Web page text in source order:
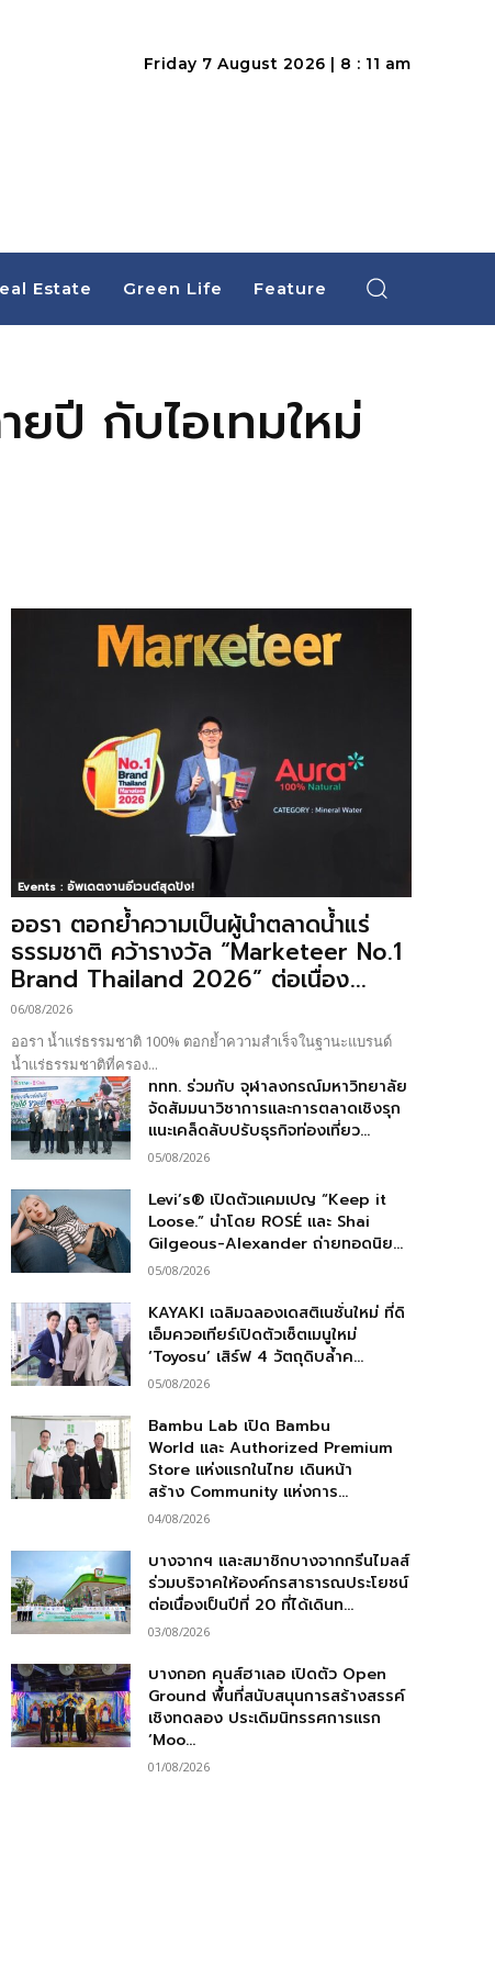
Friday 7 August 2026 | 8 : 11 am
Estate Green Life Feature
ปี กับไอเทมใหม่
Events : อัพเดตงานอีเวนต์สุดปัง!
ออรา ตอกย้ำความเป็นผู้นำตลาดน้ำแร่
ธรรมชาติ คว้ารางวัล “Marketeer No.1
Brand Thailand 2026” ต่อเนื่อง...
06/08/2026
ออรา น้ำแร่ธรรมชาติ 100% ตอกย้ำความสำเร็จในฐานะแบรนด์
น้ำแร่ธรรมชาติที่ครอง...
ททท. ร่วมกับ จุฬาลงกรณ์มหาวิทยาลัย
จัดสัมมนาวิชาการและการตลาดเชิงรุก
แนะเคล็ดลับปรับธุรกิจท่องเที่ยว...
05/08/2026
Levi’s® เปิดตัวแคมเปญ “Keep it
Loose.” นำโดย ROSÉ และ Shai
Gilgeous-Alexander ถ่ายทอดนิย...
05/08/2026
KAYAKI เฉลิมฉลองเดสติเนชั่นใหม่ ที่ดิ
เอ็มควอเทียร์เปิดตัวเซ็ตเมนูใหม่
‘Toyosu’ เสิร์ฟ 4 วัตถุดิบล้ำค...
05/08/2026
Bambu Lab เปิด Bambu
World และ Authorized Premium
Store แห่งแรกในไทย เดินหน้า
สร้าง Community แห่งการ...
04/08/2026
บางจากฯ และสมาชิกบางจากกรีนไมลส์
ร่วมบริจาคให้องค์กรสาธารณประโยชน์
ต่อเนื่องเป็นปีที่ 20 ที่ได้เดินท...
03/08/2026
บางกอก คุนส์ฮาเลอ เปิดตัว Open
Ground พื้นที่สนับสนุนการสร้างสรรค์
เชิงทดลอง ประเดิมนิทรรศการแรก
‘Moo...
01/08/2026